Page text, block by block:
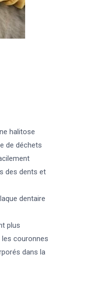
halitose
de déchets
des dents et
dentaire
plus
couronnes
dans la